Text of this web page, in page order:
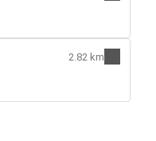
2.82 km